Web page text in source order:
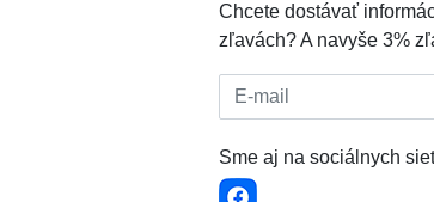
Chcete dostávať
zľavách? A navyše 3%
E-mail:
Sme aj na sociálnych